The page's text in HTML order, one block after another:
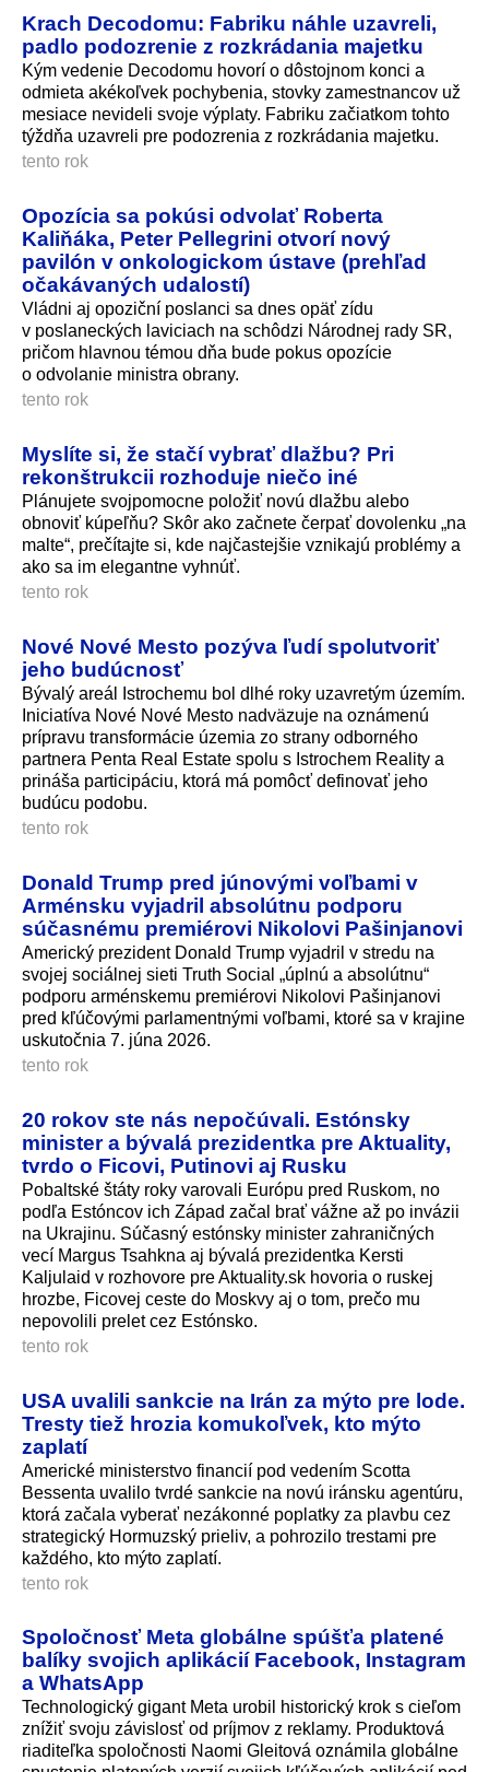
Krach Decodomu: Fabriku náhle uzavreli,
padlo podozrenie z rozkrádania majetku
Kým vedenie Decodomu hovorí o dôstojnom konci a
odmieta akékoľvek pochybenia, stovky zamestnancov už
mesiace nevideli svoje výplaty. Fabriku začiatkom tohto
týždňa uzavreli pre podozrenia z rozkrádania majetku.
tento rok
Opozícia sa pokúsi odvolať Roberta
Kaliňáka, Peter Pellegrini otvorí nový
pavilón v onkologickom ústave (prehľad
očakávaných udalostí)
Vládni aj opoziční poslanci sa dnes opäť zídu
v poslaneckých laviciach na schôdzi Národnej rady SR,
pričom hlavnou témou dňa bude pokus opozície
o odvolanie ministra obrany.
tento rok
Myslíte si, že stačí vybrať dlažbu? Pri
rekonštrukcii rozhoduje niečo iné
Plánujete svojpomocne položiť novú dlažbu alebo
obnoviť kúpeľňu? Skôr ako začnete čerpať dovolenku „na
malte“, prečítajte si, kde najčastejšie vznikajú problémy a
ako sa im elegantne vyhnúť.
tento rok
Nové Nové Mesto pozýva ľudí spolutvoriť
jeho budúcnosť
Bývalý areál Istrochemu bol dlhé roky uzavretým územím.
Iniciatíva Nové Nové Mesto nadväzuje na oznámenú
prípravu transformácie územia zo strany odborného
partnera Penta Real Estate spolu s Istrochem Reality a
prináša participáciu, ktorá má pomôcť definovať jeho
budúcu podobu.
tento rok
Donald Trump pred júnovými voľbami v
Arménsku vyjadril absolútnu podporu
súčasnému premiérovi Nikolovi Pašinjanovi
Americký prezident Donald Trump vyjadril v stredu na
svojej sociálnej sieti Truth Social „úplnú a absolútnu“
podporu arménskemu premiérovi Nikolovi Pašinjanovi
pred kľúčovými parlamentnými voľbami, ktoré sa v krajine
uskutočnia 7. júna 2026.
tento rok
20 rokov ste nás nepočúvali. Estónsky
minister a bývalá prezidentka pre Aktuality,
tvrdo o Ficovi, Putinovi aj Rusku
Pobaltské štáty roky varovali Európu pred Ruskom, no
podľa Estóncov ich Západ začal brať vážne až po invázii
na Ukrajinu. Súčasný estónsky minister zahraničných
vecí Margus Tsahkna aj bývalá prezidentka Kersti
Kaljulaid v rozhovore pre Aktuality.sk hovoria o ruskej
hrozbe, Ficovej ceste do Moskvy aj o tom, prečo mu
nepovolili prelet cez Estónsko.
tento rok
USA uvalili sankcie na Irán za mýto pre lode.
Tresty tiež hrozia komukoľvek, kto mýto
zaplatí
Americké ministerstvo financií pod vedením Scotta
Bessenta uvalilo tvrdé sankcie na novú iránsku agentúru,
ktorá začala vyberať nezákonné poplatky za plavbu cez
strategický Hormuzský prieliv, a pohrozilo trestami pre
každého, kto mýto zaplatí.
tento rok
Spoločnosť Meta globálne spúšťa platené
balíky svojich aplikácií Facebook, Instagram
a WhatsApp
Technologický gigant Meta urobil historický krok s cieľom
znížiť svoju závislosť od príjmov z reklamy. Produktová
riaditeľka spoločnosti Naomi Gleitová oznámila globálne